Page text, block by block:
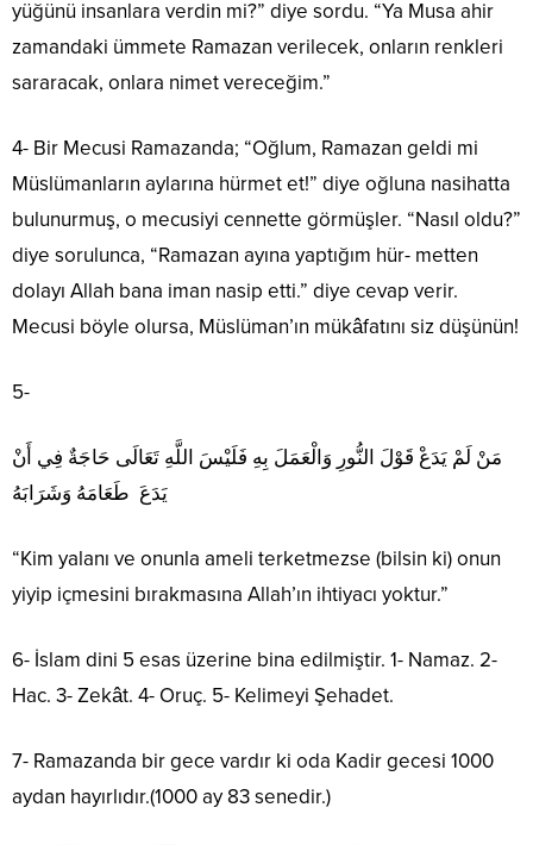
yüğünü insanlara verdin mi?” diye sordu. “Ya Musa ahir
zamandaki ümmete Ramazan verilecek, onların renkleri
sararacak, onlara nimet vereceğim.”
4- Bir Mecusi Ramazanda; “Oğlum, Ramazan geldi mi
Müslümanların aylarına hürmet et!” diye oğluna nasihatta
bulunurmuş, o mecusiyi cennette görmüşler. “Nasıl oldu?”
diye sorulunca, “Ramazan ayına yaptığım hür- metten
dolayı Allah bana iman nasip etti.” diye cevap verir.
Mecusi böyle olursa, Müslüman’ın mükâfatını siz düşünün!
5-
مَنْ لَمْ يَدَعْ قَوْلَ النُّورِ وَالْعَمَلَ بِهِ فَلَيْسَ اللَّهِ تَعَالَى حَاجَةٌ فِي أَنْ
يَدَعَ طَعَامَهُ وَشَرَابَهُ
“Kim yalanı ve onunla ameli terketmezse (bilsin ki) onun
yiyip içmesini bırakmasına Allah’ın ihtiyacı yoktur.”
6- İslam dini 5 esas üzerine bina edilmiştir. 1- Namaz. 2-
Hac. 3- Zekât. 4- Oruç. 5- Kelimeyi Şehadet.
7- Ramazanda bir gece vardır ki oda Kadir gecesi 1000
aydan hayırlıdır.(1000 ay 83 senedir.)